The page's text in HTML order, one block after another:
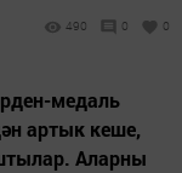
490 0 0
медаль
артык кеше,
Аларны